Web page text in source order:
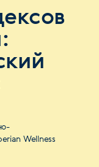
Wellness